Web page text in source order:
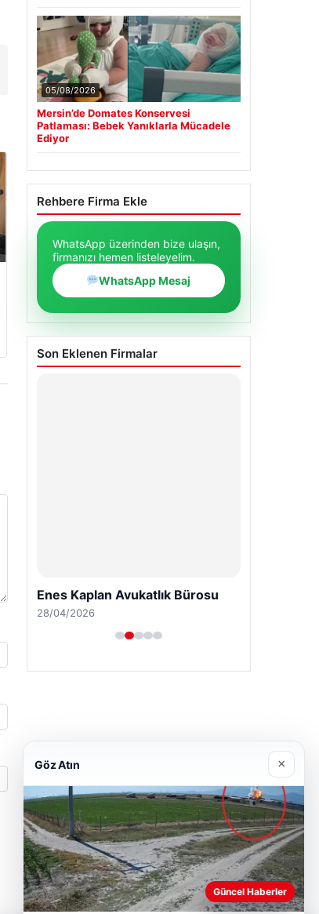
05/08/2026
Mersin’de Domates Konservesi
Patlaması: Bebek Yanıklarla Mücadele
Ediyor
Rehbere Firma Ekle
WhatsApp üzerinden bize ulaşın,
firmanızı hemen listeleyelim.
WhatsApp Mesaj
Son Eklenen Firmalar
Enes Kaplan Avukatlık Bürosu
28/04/2026
Göz Atın ×
Güncel Haberler